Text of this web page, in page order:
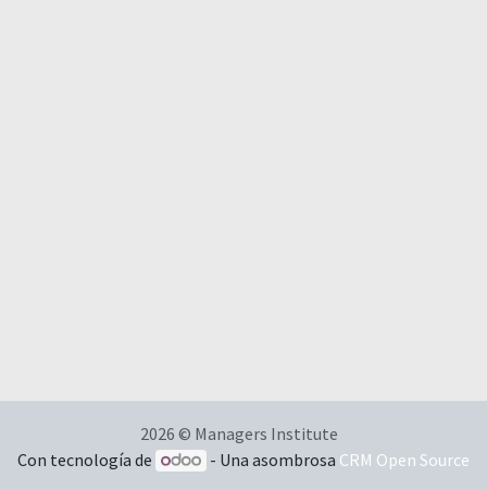
2026 © Managers Institute
Con tecnología de
- Una asombrosa CRM Open Source